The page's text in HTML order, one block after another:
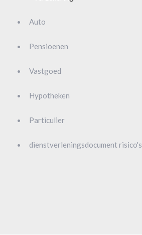
Auto
Pensioenen
Vastgoed
Hypotheken
Particulier
dienstverleningsdocument risico's